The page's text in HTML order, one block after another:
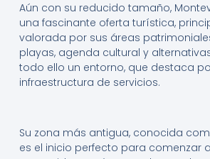
Aún con su reducido tamaño,
una fascinante oferta turística,
valorada por sus áreas
playas, agenda cultural y
todo ello un entorno, que destaca
infraestructura de servicios.
Su zona más antigua, conocida
es el inicio perfecto para comenzar